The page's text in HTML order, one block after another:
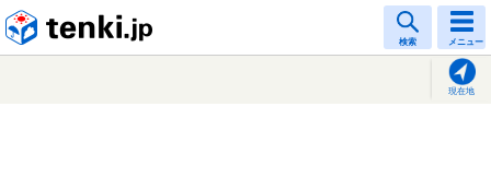
検索 メニュー
現在地